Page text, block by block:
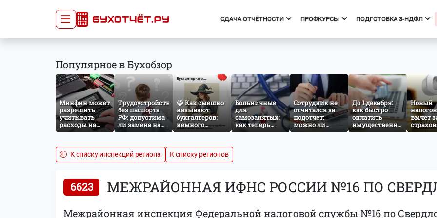
СДАЧА ОТЧЁТНОСТИ ПРОФКУРСЫ ПОДГОТОВКА 3-НДФЛ
Главная
Сдать отчёт
Тарифы
Оплата
Список курсов
Сведения об образовательной
организации
Начало
Тарифы
Получить вычет
Мастер 3-НДФЛ
Популярное в Бухобзор
Минфин может
разрешить
учитывать
расходы на
защиту от
расчёте налога
на прибыль
Трудоустройство
без паспорта
РФ: допустима
ли замена на
загранпаспорт?
😁 Как смешно
называют
бухгалтеров:
немного
профессионального
Больничные
для
самозанятых:
как теперь
работает
Сотрудник не
отчитался за
подотчет:
можно ли
удержать
До 1 декабря:
как быстро
оплатить
имущественный
налог за
Новый
вычет
жизни:
К списку инспекций региона
К списку регионов
6623 МЕЖРАЙОННАЯ ИФНС РОССИИ №16 ПО
Межрайонная инспекция Федеральной налоговой службы №16 по